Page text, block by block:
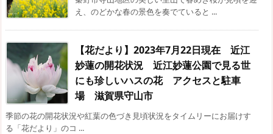
え、のどかな春の景色を奏でていると ...
【花だより】2023年7月22日現在 近江
妙蓮の開花状況 近江妙蓮公園で見る世
にも珍しいハスの花 アクセスと駐車
場 滋賀県守山市
季節の花の開花状況や紅葉の色づき見頃状況をタイムリーにお届けす
る「花だより」のコ ...